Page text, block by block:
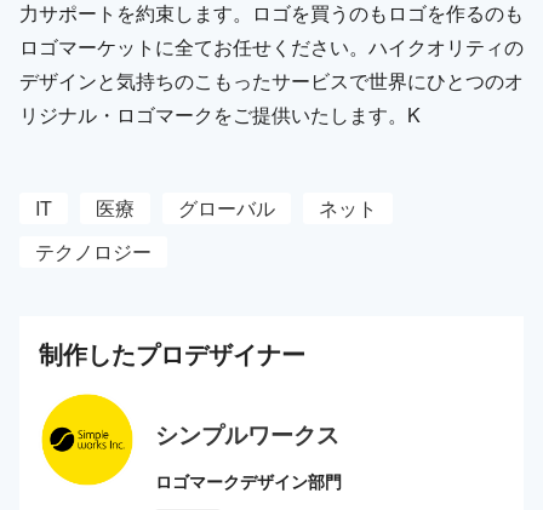
力サポートを約束します。ロゴを買うのもロゴを作るのも
ロゴマーケットに全てお任せください。ハイクオリティの
デザインと気持ちのこもったサービスで世界にひとつのオ
リジナル・ロゴマークをご提供いたします。K
IT 医療 グローバル
ネット
テクノロジー
制作したプロデザイナー
シンプルワークス
ロゴマークデザイン部門